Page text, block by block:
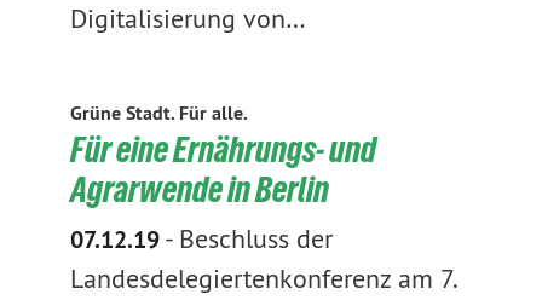
Digitalisierung von…
Grüne Stadt. Für alle.
Für eine Ernährungs- und
Agrarwende in Berlin
07.12.19- Beschluss der
Landesdelegiertenkonferenz am 7.